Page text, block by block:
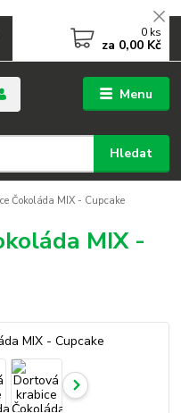
Menu
Hledat
0 ks
za 0,00 Kč
Čokoláda MIX - Cupcake
MIX -